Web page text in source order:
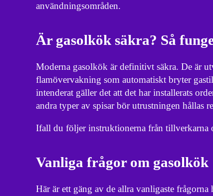
användningsområden.
Är gasolkök säkra? Så
Moderna gasolkök är definitivt säkra. De är
flamövervakning som automatiskt bryter
intenderat gäller det att det har installerats
andra typer av spisar bör utrustningen hållas
Ifall du följer instruktionerna från tillverkarna
Vanliga frågor om gasolkök
Här är ett gäng av de allra vanligaste